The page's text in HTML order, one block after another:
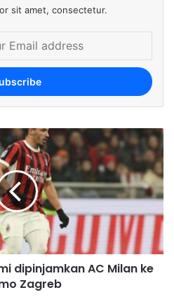
sit amet, consectetur.
dipinjamkan AC Milan ke
Zagreb